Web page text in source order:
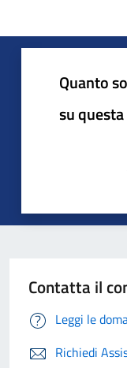
Quanto
su
Contatta il
Leggi le
Richiedi